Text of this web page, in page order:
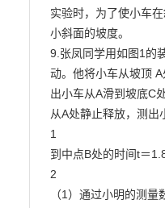
实验时，为了使小车
小斜面的坡度。
9.张凤同学用如图1的
动。他将小车从坡顶 A
出小车从A滑到坡底C
从A处静止释放，测出
1
到中点B处的时间t＝
2
（1）通过小明的测